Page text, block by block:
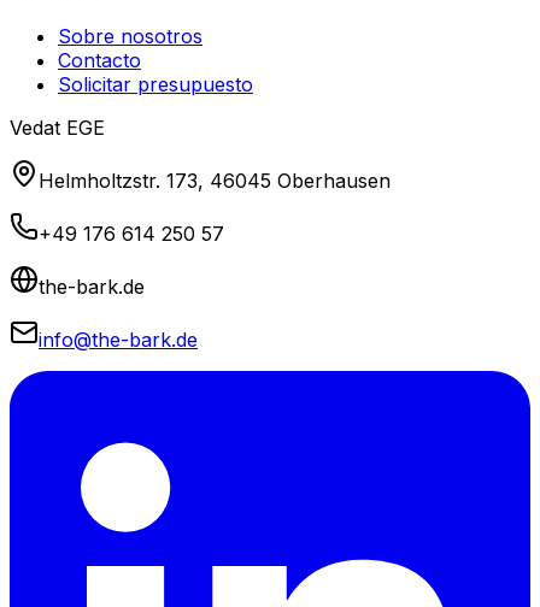
Sobre nosotros
Contacto
Solicitar presupuesto
Vedat EGE
Helmholtzstr. 173, 46045 Oberhausen
+49 176 614 250 57
the-bark.de
info@the-bark.de